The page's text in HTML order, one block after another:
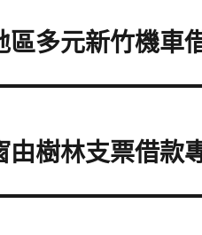
區多元新竹機車
由樹林支票借款